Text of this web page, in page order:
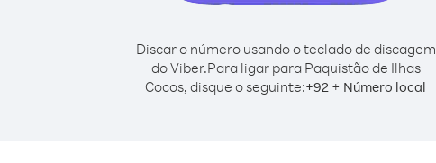
Discar o número usando o teclado de discagem
do Viber.Para ligar para Paquistão de Ilhas
Cocos, disque o seguinte:+92 + Número local